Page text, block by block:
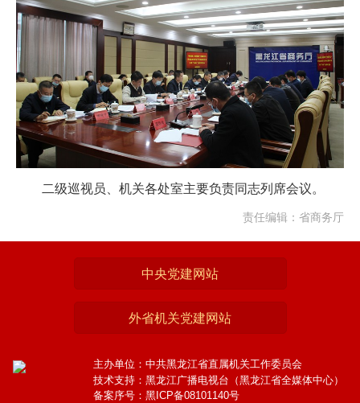
二级巡视员、机关各处室主要负责同志列席会议。
责任编辑：省商务厅
中央党建网站
外省机关党建网站
主办单位：中共黑龙江省直属机关工作委员会
技术支持：黑龙江广播电视台（黑龙江省全媒体中心）
备案序号：黑ICP备08101140号